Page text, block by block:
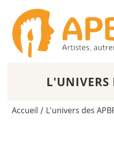
L'UNIVERS
Accueil / L'univers des